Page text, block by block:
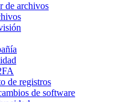
de archivos
de registros
de software